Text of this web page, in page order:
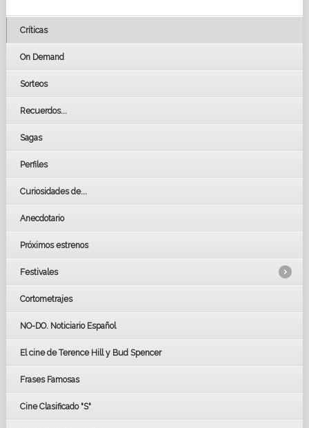
Críticas
On Demand
Sorteos
Recuerdos...
Sagas
Perfiles
Curiosidades de...
Anecdotario
Próximos estrenos
Festivales
LOS OSCARS
GOYAS
BAFTA
Cortometrajes
NO-DO. Noticiario Español
El cine de Terence Hill y Bud Spencer
Frases Famosas
Cine Clasificado "S"